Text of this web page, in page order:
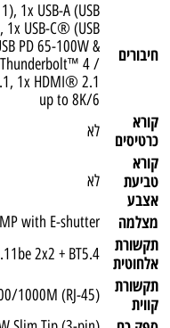
חיבורים
1x USB-A (USB
1x USB-C® (USB
PD 65-100W &
4 /
1x HDMI® 2.1
up to 8K/6
קורא
כרטיסים
לא
קורא
טביעת
אצבע
לא
מצלמה with E-shutter
תקשורת
אלחוטית
2x2 + BT5.4
תקשורת
קווית
1000M (RJ-45)